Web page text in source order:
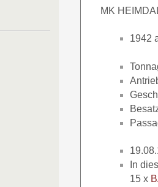
MK
1942
In
15 x